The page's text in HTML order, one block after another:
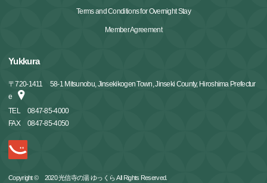
Terms and Conditions for Overnight Stay
Member Agreement
Yukkura
〒720-1411
58-1 Mitsunobu, Jinsekikogen Town, Jinseki County, Hiroshima Prefectur
e
TEL
0847-85-4000
FAX
0847-85-4050
Copyright © 2020 光信寺の湯 ゆっくら All Rights Reserved.